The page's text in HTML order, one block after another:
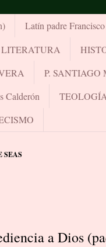
Latín padre
P. SANTIAGO
Calderón
SEAS
a Dios